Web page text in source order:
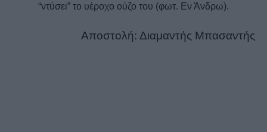
“ντύσει” το υέροχο ούζο του (φωτ. Εν Άνδρω).
Αποστολή: Διαμαντής Μπασαντής